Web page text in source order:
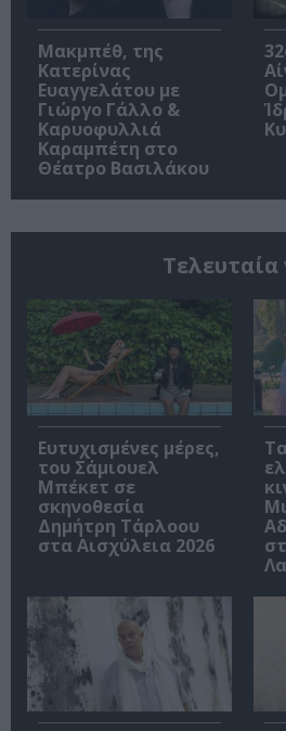
Μακμπέθ, της
Κατερίνας
Ευαγγελάτου με
Γιώργο Γάλλο &
Καρυοφυλλιά
Καραμπέτη στο
Θέατρο Βασιλάκου
Τελευταία
Ευτυχισμένες μέρες,
του Σάμιουελ
Μπέκετ σε
σκηνοθεσία
Δημήτρη Τάρλοου
στα Αισχύλεια 2026